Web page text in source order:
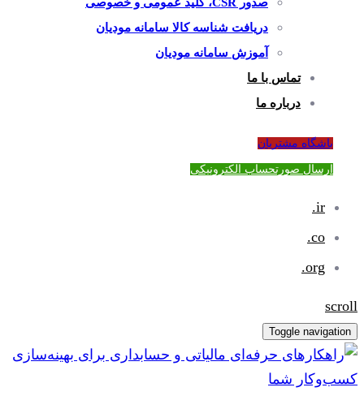
دریافت شناسه کالا سامانه مودیان
آموزش سامانه مودیان
تماس با ما
درباره ما
باشگاه مشتریان
ارسال صورتحساب الکترونیکی
ir.
co.
org.
scroll
Toggle navigation